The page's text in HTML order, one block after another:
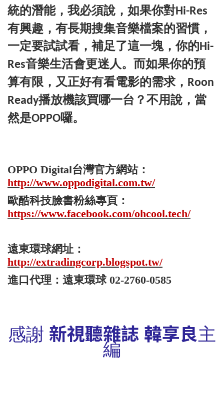
統的潛能，我必須說，如果你對Hi-Res
有興趣，有長期搜集音樂檔案的習慣，
一定要試試看，補足了這一塊，你的Hi-
Res音樂生活會更迷人。而如果你的預
算有限，又正好有看電影的需求， Roon
Ready播放機該買哪一台？不用說，當
然是OPPO囉。
OPPO Digital台灣官方網站：
http://www.oppodigital.com.tw/
歐酷科技臉書粉絲專頁：
https://www.facebook.com/ohcool.tech/
遠東環球網址：
http://extradingcorp.blogspot.tw/
進口代理：遠東環球02-2760-0585
感謝 新視聽雜誌 韓享良主
編